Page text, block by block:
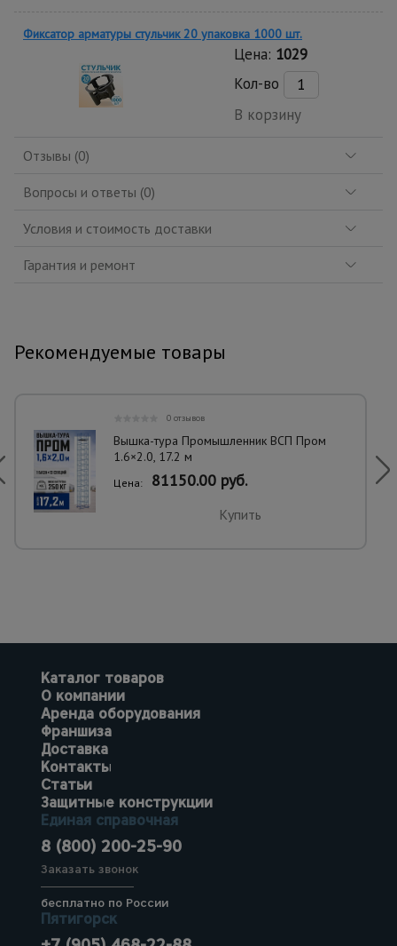
Фиксатор арматуры стульчик 20 упаковка 1000 шт.
Цена: 1029
Кол-во
В корзину
Отзывы (0)
Вопросы и ответы (0)
Условия и стоимость доставки
Гарантия и ремонт
Рекомендуемые товары
0 отзывов
Вышка-тура Промышленник ВСП Пром
1.6×2.0, 17.2 м
Цена: 81150.00 руб.
Купить
Каталог товаров
О компании
Аренда оборудования
Франшиза
Доставка
Контакты
Статьи
Защитные конструкции
Единая справочная
8 (800) 200-25-90
Заказать звонок
бесплатно по России
Пятигорск